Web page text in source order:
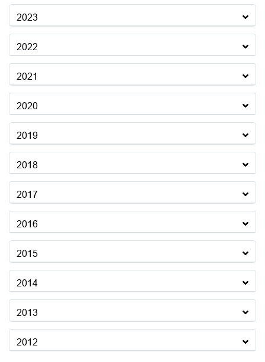
2023
2022
2021
2020
2019
2018
2017
2016
2015
2014
2013
2012